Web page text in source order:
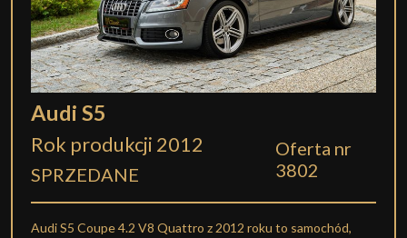
Audi S5
Rok produkcji 2012
SPRZEDANE
Oferta nr
3802
Audi S5 Coupe 4.2 V8 Quattro z 2012 roku to samochód,